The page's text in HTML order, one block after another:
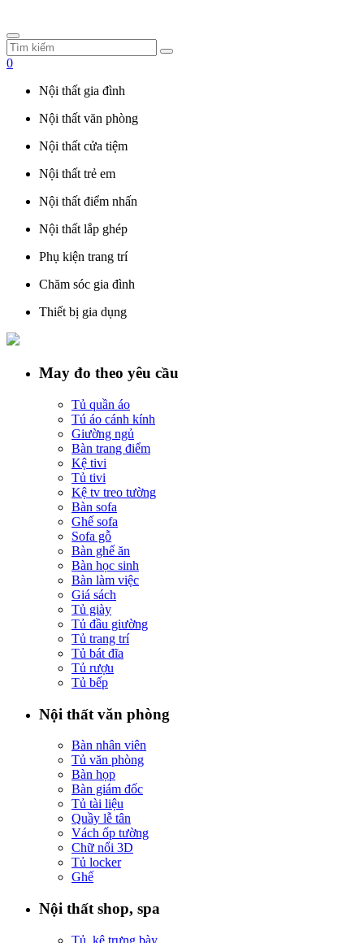
0
Nội thất gia đình
Nội thất văn phòng
Nội thất cửa tiệm
Nội thất trẻ em
Nội thất điểm nhấn
Nội thất lắp ghép
Phụ kiện trang trí
Chăm sóc gia đình
Thiết bị gia dụng
May đo theo yêu cầu
Tủ quần áo
Tú áo cánh kính
Giường ngủ
Bàn trang điểm
Kệ tivi
Tủ tivi
Kệ tv treo tường
Bàn sofa
Ghế sofa
Sofa gỗ
Bàn ghế ăn
Bàn học sinh
Bàn làm việc
Giá sách
Tủ giày
Tủ đầu giường
Tủ trang trí
Tủ bát đĩa
Tủ rượu
Tủ bếp
Nội thất văn phòng
Bàn nhân viên
Tủ văn phòng
Bàn họp
Bàn giám đốc
Tủ tài liệu
Quầy lễ tân
Vách ốp tường
Chữ nổi 3D
Tủ locker
Ghế
Nội thất shop, spa
Tủ, kệ trưng bày